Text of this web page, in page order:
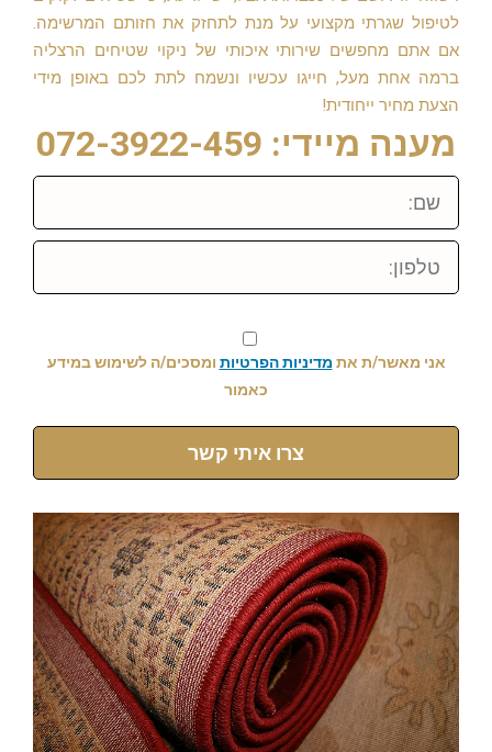
לטיפול שגרתי מקצועי על מנת לתחזק את חזותם המרשימה.
אם אתם מחפשים שירותי איכותי של ניקוי שטיחים הרצליה
ברמה אחת מעל, חייגו עכשיו ונשמח לתת לכם באופן מידי
הצעת מחיר ייחודית!
מענה מיידי: 072-3922-459
שם:
טלפון:
אני מאשר/ת את מדיניות הפרטיות ומסכים/ה לשימוש במידע
כאמור
צרו איתי קשר